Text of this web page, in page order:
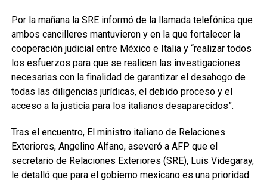
Por la mañana la SRE informó de la llamada telefónica que
ambos cancilleres mantuvieron y en la que fortalecer la
cooperación judicial entre México e Italia y “realizar todos
los esfuerzos para que se realicen las investigaciones
necesarias con la finalidad de garantizar el desahogo de
todas las diligencias jurídicas, el debido proceso y el
acceso a la justicia para los italianos desaparecidos”.
Tras el encuentro, El ministro italiano de Relaciones
Exteriores, Angelino Alfano, aseveró a AFP que el
secretario de Relaciones Exteriores (SRE), Luis Videgaray,
le detalló que para el gobierno mexicano es una prioridad